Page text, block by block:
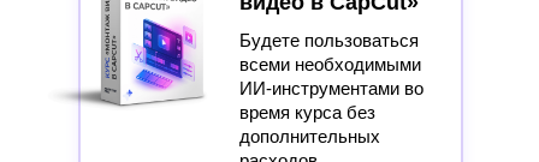
Будете пользоваться
всеми необходимыми
ИИ-инструментами во
время курса без
дополнительных